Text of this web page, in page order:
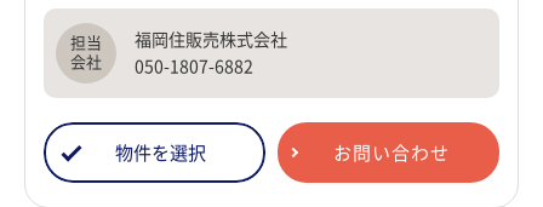
福岡住販売株式会社
050-1807-6882
物件を選択 お問い合わせ